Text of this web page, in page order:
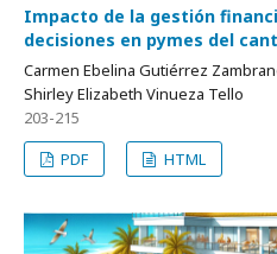
Impacto de la gestión
decisiones en pymes del
Carmen Ebelina Gutiérrez
Shirley Elizabeth Vinueza Tello
203-215
PDF
HTML